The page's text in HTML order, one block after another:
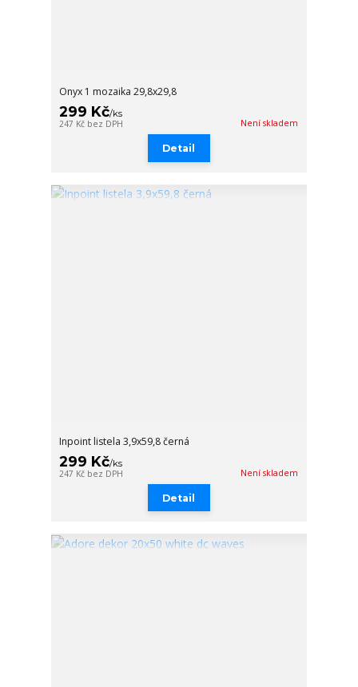
Onyx 1 mozaika 29,8x29,8
299 Kč/ks
247 Kč bez DPH Není skladem
Detail
Inpoint listela 3,9x59,8 černá
299 Kč/ks
247 Kč bez DPH Není skladem
Detail